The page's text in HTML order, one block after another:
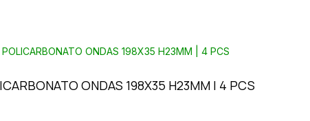
ONDAS 198X35 H23MM | 4 PCS